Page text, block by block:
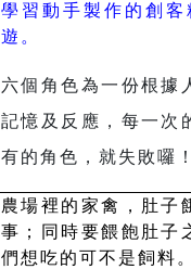
學習動手製作的創
遊。
六個角色為一份根據
記憶及反應，每一次
有的角色，就失敗囉！
農場裡的家禽，肚子
事；同時要餵飽肚子
們想吃的可不是飼料